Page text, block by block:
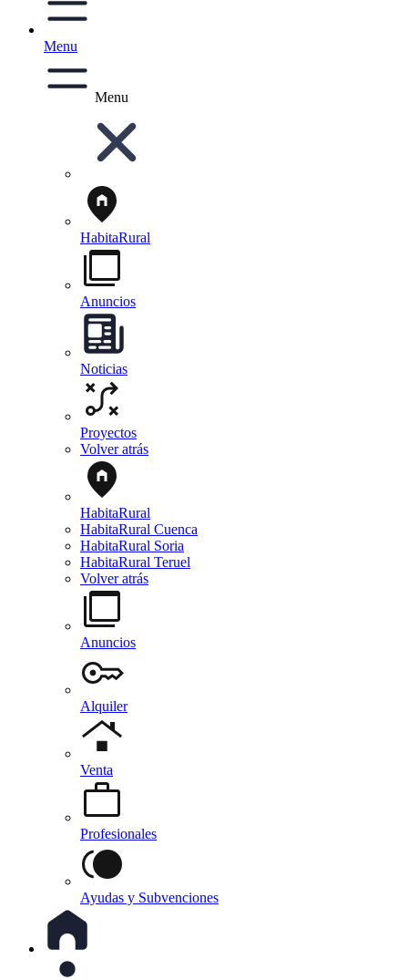
Menu
Menu
HabitaRural
Anuncios
Noticias
Proyectos
Volver atrás
HabitaRural
HabitaRural Cuenca
HabitaRural Soria
HabitaRural Teruel
Volver atrás
Anuncios
Alquiler
Venta
Profesionales
Ayudas y Subvenciones